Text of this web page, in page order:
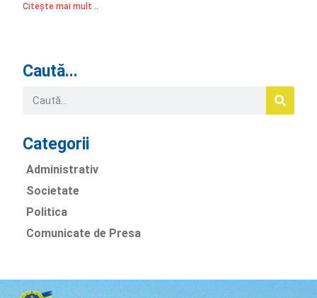
Citește mai mult ..
Caută...
Categorii
Administrativ
Societate
Politica
Comunicate de Presa